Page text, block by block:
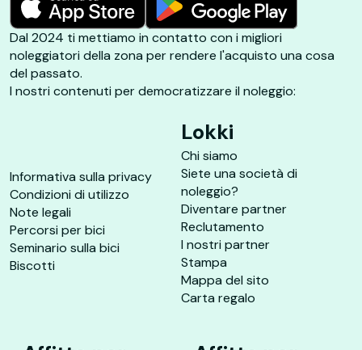
Dal 2024 ti mettiamo in contatto con i migliori
noleggiatori della zona per rendere l'acquisto una cosa
del passato.
I nostri contenuti per democratizzare il noleggio:
Informativa sulla privacy
Condizioni di utilizzo
Note legali
Percorsi per bici
Seminario sulla bici
Biscotti
Lokki
Chi siamo
Siete una società di
noleggio?
Diventare partner
Reclutamento
I nostri partner
Stampa
Mappa del sito
Carta regalo